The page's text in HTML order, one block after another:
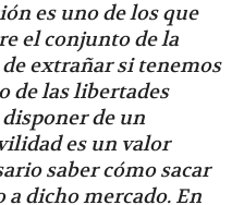
es uno de los que
el conjunto de la
extrañar si tenemos
de las libertades
de un
es un valor
saber cómo sacar
dicho mercado. En